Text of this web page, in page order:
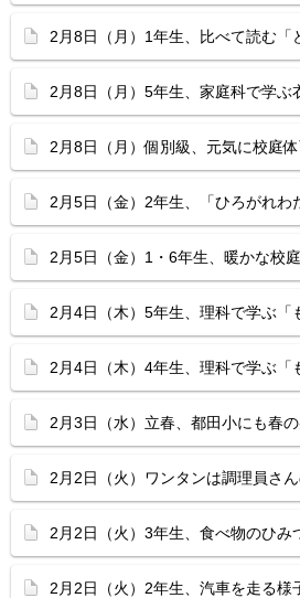
2月8日（月）1年生、比べて読む「
2月8日（月）5年生、家庭科で学ぶ
2月8日（月）個別級、元気に校庭
2月5日（金）2年生、「ひろがれわ
2月5日（金）1・6年生、暖かな校
2月4日（木）5年生、理科で学ぶ「
2月4日（木）4年生、理科で学ぶ「
2月3日（水）立春、都田小にも春
2月2日（火）ワンタンは調理員さ
2月2日（火）3年生、食べ物のひみ
2月2日（火）2年生、汽車を走る様